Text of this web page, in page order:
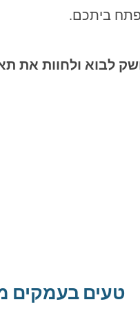
ביתכם.
טעים בעמקים